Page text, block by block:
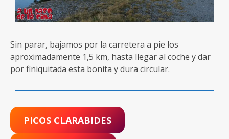
Sin parar, bajamos por la carretera a pie los
aproximadamente 1,5 km, hasta llegar al coche y dar
por finiquitada esta bonita y dura circular.
PICOS CLARABIDES